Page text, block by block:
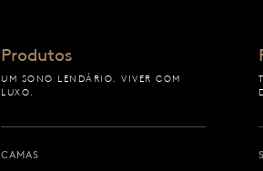
Produtos
UM SONO LENDÁRIO. VIVER COM
LUXO.
CAMAS